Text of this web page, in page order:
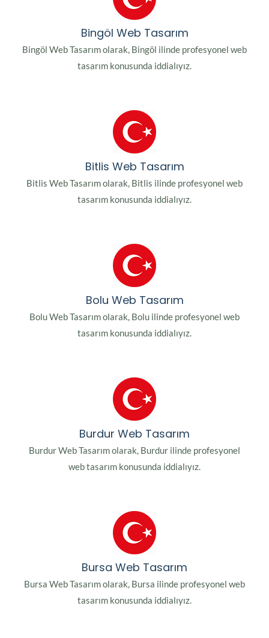
Bingöl Web Tasarım
Bingöl Web Tasarım olarak, Bingöl ilinde profesyonel web
tasarım konusunda iddialıyız.
Bitlis Web Tasarım
Bitlis Web Tasarım olarak, Bitlis ilinde profesyonel web
tasarım konusunda iddialıyız.
Bolu Web Tasarım
Bolu Web Tasarım olarak, Bolu ilinde profesyonel web
tasarım konusunda iddialıyız.
Burdur Web Tasarım
Burdur Web Tasarım olarak, Burdur ilinde profesyonel
web tasarım konusunda iddialıyız.
Bursa Web Tasarım
Bursa Web Tasarım olarak, Bursa ilinde profesyonel web
tasarım konusunda iddialıyız.